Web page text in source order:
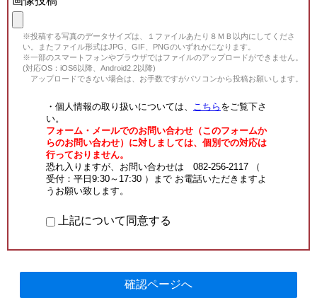
※投稿する写真のデータサイズは、１ファイルあたり８ＭＢ以内にしてくださ
い。またファイル形式はJPG、GIF、PNGのいずれかになります。
※一部のスマートフォンやブラウザではファイルのアップロードができません。
(対応OS：iOS6以降、Android2.2以降)
アップロードできない場合は、お手数ですがパソコンから投稿お願いします。
・個人情報の取り扱いについては、 こちら をご覧下さ
い。
フォーム・メールでのお問い合わせ（このフォームか
らのお問い合わせ）に対しましては、個別での対応は
行っておりません。
恐れ入りますが、お問い合わせは 082-256-2117 （
受付：平日9:30～17:30 ）まで お電話いただきますよ
うお願い致します。
上記について同意する
確認ページへ